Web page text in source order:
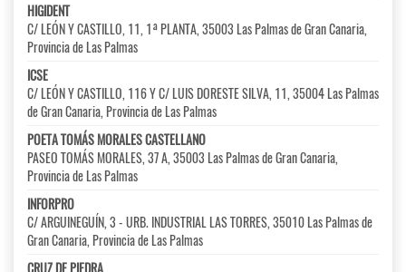
HIGIDENT
C/ LEÓN Y CASTILLO, 11, 1ª PLANTA, 35003 Las Palmas de Gran Canaria,
Provincia de Las Palmas
ICSE
C/ LEÓN Y CASTILLO, 116 Y C/ LUIS DORESTE SILVA, 11, 35004 Las Palmas
de Gran Canaria, Provincia de Las Palmas
POETA TOMÁS MORALES CASTELLANO
PASEO TOMÁS MORALES, 37 A, 35003 Las Palmas de Gran Canaria,
Provincia de Las Palmas
INFORPRO
C/ ARGUINEGUÍN, 3 - URB. INDUSTRIAL LAS TORRES, 35010 Las Palmas de
Gran Canaria, Provincia de Las Palmas